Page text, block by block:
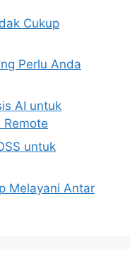
Cukup
Perlu Anda
AI untuk
untuk
Melayani Antar